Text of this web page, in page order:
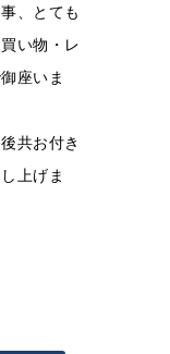
、とても
い物・レ
座いま
共お付き
上げま